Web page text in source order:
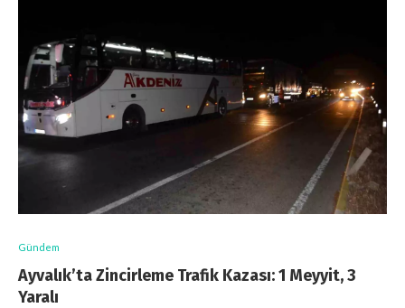
Gündem
Ayvalık’ta Zincirleme Trafik Kazası: 1 Meyyit, 3
Yaralı